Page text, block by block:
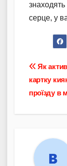
серце, у
Як
картку
проїзду в